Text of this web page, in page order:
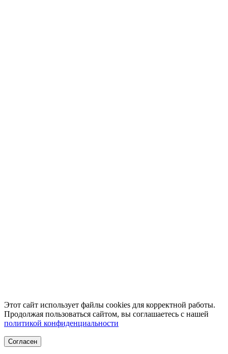
Этот сайт использует файлы cookies для корректной работы.
Продолжая пользоваться сайтом, вы соглашаетесь с нашей
политикой конфиденциальности
Согласен